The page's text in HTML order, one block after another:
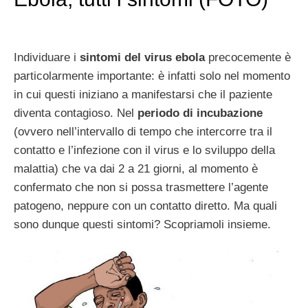
Individuare i sintomi del virus ebolaprecocemente è
particolarmente importante: è infatti solo nel momento
in cui questi iniziano a manifestarsi che il paziente
diventa contagioso. Nel periodo di incubazione
(ovvero nell’intervallo di tempo che intercorre tra il
contatto e l’infezione con il virus e lo sviluppo della
malattia) che va dai 2 a 21 giorni, al momento è
confermato che non si possa trasmettere l’agente
patogeno, neppure con un contatto diretto. Ma quali
sono dunque questi sintomi? Scopriamoli insieme.